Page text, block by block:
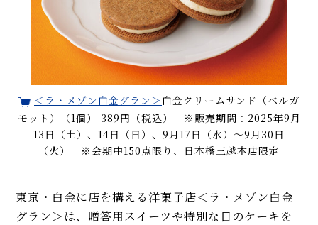
＜ラ・メゾン白金グラン＞ 白金クリームサンド（ベルガ
モット）（1個） 389円（税込） ※販売期間：2025年9月
13日（土）、14日（日）、9月17日（水）～9月30日
（火） ※会期中150点限り、日本橋三越本店限定
東京・白金に店を構える洋菓子店＜ラ・メゾン白金
グラン＞は、贈答用スイーツや特別な日のケーキを